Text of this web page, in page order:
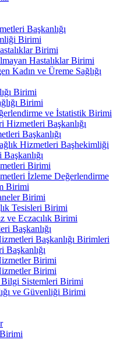
Başkanlığı
Birimi
Birimi
Hastalıklar Birimi
Kadın ve Üreme Sağlığı
Birimi
Birimi
ve İstatistik Birimi
Hizmetleri Başkanlığı
Başkanlığı
Hizmetleri Başhekimliği
Birimi
İzleme Değerlendirme
Birimi
Birimi
Tesisleri Birimi
ve Eczacılık Birimi
Başkanlığı
Başkanlığı Birimleri
Başkanlığı
Birimi
Birimi
Bilgi Sistemleri Birimi
ve Güvenliği Birimi